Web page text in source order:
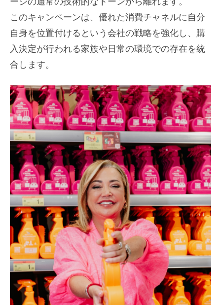
このキャンペーンは、優れた消費チャネルに自分
自身を位置付けるという会社の戦略を強化し、購
入決定が行われる家族や日常の環境での存在を統
合します。